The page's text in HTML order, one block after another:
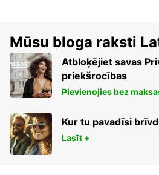
Mūsu bloga raksti
Atbloķējiet savas
priekšrocības
Pievienojies bez
Kur tu pavadīsi
Lasīt +